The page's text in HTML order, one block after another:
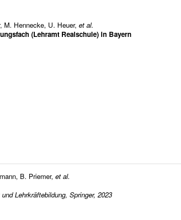
, M. Hennecke, U. Heuer, et al.
(Lehramt Realschule) in Bayern
, B. Priemer, et al.
Lehrkräftebildung, Springer, 2023